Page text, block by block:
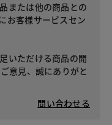
または他の商品との
お客様サービスセン
いただける商品の開
意見、誠にありがと
問い合わせる